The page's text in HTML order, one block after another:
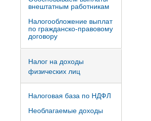
внештатным работникам
Налогообложение выплат
по гражданско-правовому
договору
Налог на доходы
физических лиц
Налоговая база по НДФЛ
Необлагаемые доходы